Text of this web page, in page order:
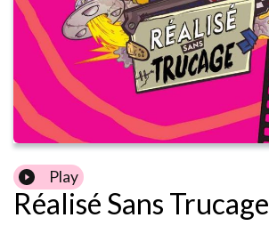
Play
Réalisé Sans Trucage